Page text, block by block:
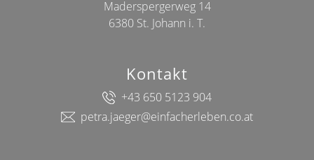
Maderspergerweg 14
6380 St. Johann i. T.
Kontakt
+43 650 5123 904
petra.jaeger@einfacherleben.co.at